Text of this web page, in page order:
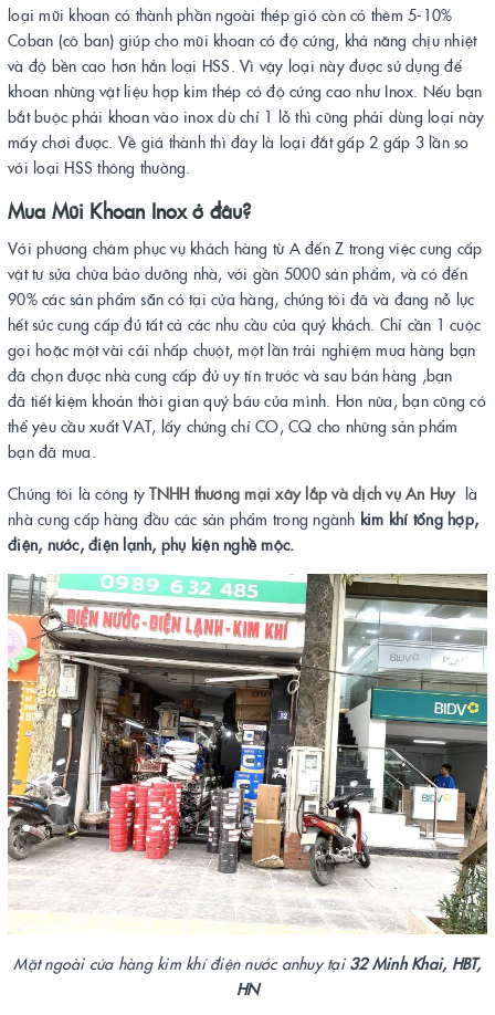
loại mũi khoan có thành phần ngoài thép gió còn có thêm 5-10%
Coban (cô ban) giúp cho mũi khoan có độ cứng, khả năng chịu nhiệt
và độ bền cao hơn hẳn loại HSS. Vì vậy loại này được sử dụng để
khoan những vật liệu hợp kim thép có độ cứng cao như Inox. Nếu bạn
bắt buộc phải khoan vào inox dù chỉ 1 lỗ thì cũng phải dùng loại này
mấy chơi được. Về giá thành thì đây là loại đắt gấp 2 gấp 3 lần so
với loại HSS thông thường.
Mua Mũi Khoan Inox ở đâu?
Với phương châm phục vụ khách hàng từ A đến Z trong việc cung cấp
vật tư sửa chữa bảo dưỡng nhà, với gần 5000 sản phẩm, và có đến
90% các sản phẩm sẵn có tại cửa hàng, chúng tôi đã và đang nỗ lực
hết sức cung cấp đủ tất cả các nhu cầu của quý khách. Chỉ cần 1 cuộc
gọi hoặc một vài cái nhấp chuột, một lần trải nghiệm mua hàng bạn
đã chọn được nhà cung cấp đủ uy tín trước và sau bán hàng ,bạn
đã tiết kiệm khoản thời gian quý báu của mình. Hơn nữa, bạn cũng có
thể yêu cầu xuất VAT, lấy chứng chỉ CO, CQ cho những sản phẩm
bạn đã mua.
Chúng tôi là công tyTNHH thương mại xây lắp và dịch vụ An Huy là
nhà cung cấp hàng đầu các sản phẩm trong ngành kim khí tổng hợp,
điện, nước, điện lạnh, phụ kiện nghề mộc.
Mặt ngoài cửa hàng kim khí điện nước anhuy tại 32 Minh Khai, HBT,
HN